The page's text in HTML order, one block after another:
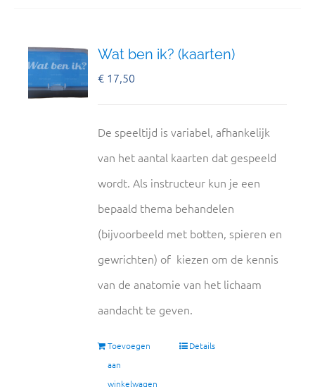
Wat ben ik? (kaarten)
€ 17,50
De speeltijd is variabel, afhankelijk
van het aantal kaarten dat gespeeld
wordt. Als instructeur kun je een
bepaald thema behandelen
(bijvoorbeeld met botten, spieren en
gewrichten) of kiezen om de kennis
van de anatomie van het lichaam
aandacht te geven.
Toevoegen
aan
winkelwagen
Details